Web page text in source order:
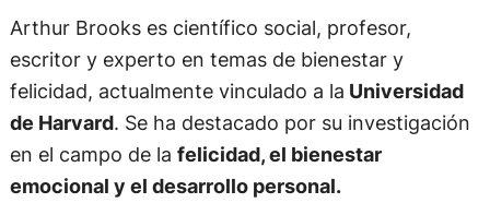
Arthur Brooks es científico social, profesor,
escritor y experto en temas de bienestar y
felicidad, actualmente vinculado a la Universidad
de Harvard. Se ha destacado por su investigación
en el campo de la felicidad, el bienestar
emocional y el desarrollo personal.